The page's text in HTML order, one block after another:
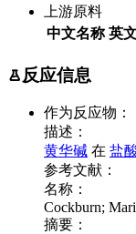
上游原料
中文名称 英
反应信息
作为反应物：
描述：
黄华碱 在 盐
参考文献：
名称：
Cockburn;
摘要：